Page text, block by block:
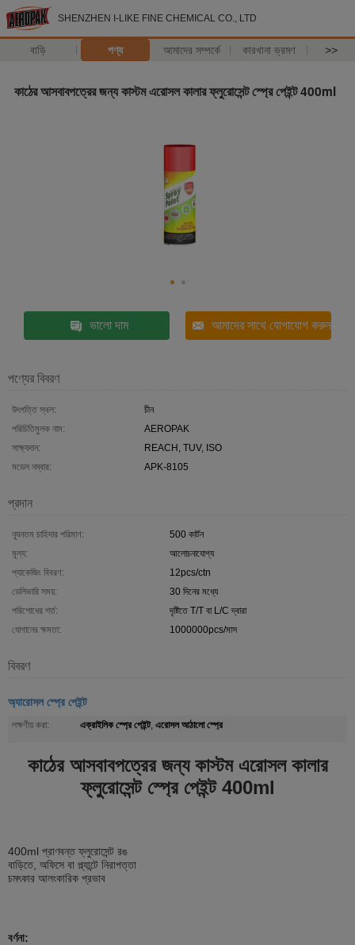
SHENZHEN I-LIKE FINE CHEMICAL CO., LTD
বাড়ি পণ্য আমাদের সম্পর্কে কারখানা ভ্রমণ >>
কাঠের আসবাবপত্রের জন্য কাস্টম এরোসল কালার ফ্লুরোসেন্ট স্প্রে পেইন্ট 400ml
ভালো দাম আমাদের সাথে যোগাযোগ করুন
পণ্যের বিবরণ
উৎপত্তি স্থল:
চীন
পরিচিতিমুলক নাম:
AEROPAK
সাক্ষ্যদান:
REACH, TUV, ISO
মডেল নম্বার:
APK-8105
প্রদান
ন্যূনতম চাহিদার পরিমাণ:
500 কার্টন
মূল্য:
আলোচনাযোগ্য
প্যাকেজিং বিবরণ:
12pcs/ctn
ডেলিভারি সময়:
30 দিনের মধ্যে
পরিশোধের শর্ত:
দৃষ্টিতে T/T বা L/C দ্বারা
যোগানের ক্ষমতা:
1000000pcs/মাস
বিবরণ
অ্যারোসল স্প্রে পেইন্ট
লক্ষণীয় করা: এক্রাইলিক স্প্রে পেইন্ট, এরোসল আঠালো স্প্রে
কাঠের আসবাবপত্রের জন্য কাস্টম এরোসল কালার
ফ্লুরোসেন্ট স্প্রে পেইন্ট 400ml
400ml প্রাণবন্ত ফ্লুরোসেন্ট রঙ
বাড়িতে, অফিসে বা প্ল্যান্টে নিরাপত্তা
চমৎকার আলংকারিক প্রভাব
বর্ণনা: